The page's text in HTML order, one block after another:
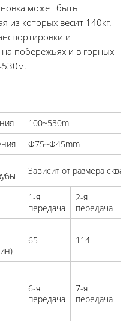
может быть
из которых весит 140кг.
и
побережьях и в горных
530м.
100~530m
Φ75~Φ45mm
Зависит от размера
1-я
передача
2-я
передача
65 114
6-я
передача
7-я
передача